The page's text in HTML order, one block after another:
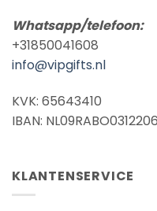
Whatsapp/telefoon:
+31850041608
info@vipgifts.nl
KVK: 65643410
IBAN:
KLANTENSERVICE